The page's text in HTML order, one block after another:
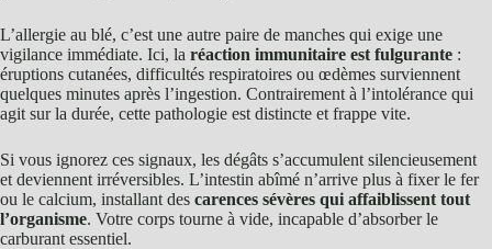
L’allergie au blé, c’est une autre paire de manches qui exige une
vigilance immédiate. Ici, la réaction immunitaire est fulgurante :
éruptions cutanées, difficultés respiratoires ou œdèmes surviennent
quelques minutes après l’ingestion. Contrairement à l’intolérance qui
agit sur la durée, cette pathologie est distincte et frappe vite.
Si vous ignorez ces signaux, les dégâts s’accumulent silencieusement
et deviennent irréversibles. L’intestin abîmé n’arrive plus à fixer le fer
ou le calcium, installant des carences sévères qui affaiblissent tout
l’organisme. Votre corps tourne à vide, incapable d’absorber le
carburant essentiel.